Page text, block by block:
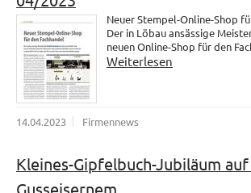
Neuer Stempel-Online-Shop
Der in Löbau ansässige
neuen Online-Shop für den
Weiterlesen
14.04.2023 Firmennews
Kleines-Gipfelbuch-Jubiläum
Gusseisernem